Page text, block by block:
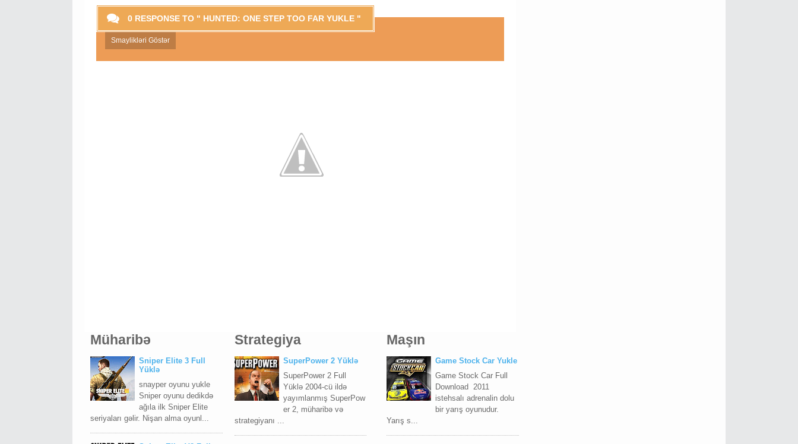
0 RESPONSE TO " HUNTED: ONE STEP TOO FAR YUKLE "
Smaylikləri Göstər
Müharibə
Sniper Elite 3 Full
Yüklə
snayper oyunu yukle
Sniper oyunu dedikdə
ağıla ilk Sniper Elite
seriyaları gəlir. Nişan alma oyunl...
Maşın
Game Stock Car Yukle
Game Stock Car Full
Download 2011
istehsalı adrenalin dolu
bir yarış oyunudur.
Yarış s...
Strategiya
SuperPower 2 Yüklə
SuperPower 2 Full
Yüklə 2004-cü ildə
yayımlanmış SuperPow
er 2, müharibə və
strategiyanı ...